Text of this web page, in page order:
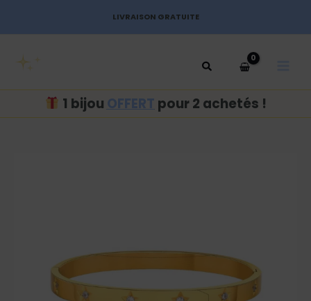
LIVRAISON GRATUITE
1 bijou OFFERT pour 2 achetés !